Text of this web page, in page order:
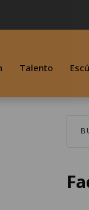
Talento